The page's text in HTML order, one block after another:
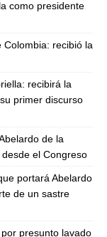
como presidente
Colombia: recibió la
recibirá la
primer discurso
de la
desde el Congreso
portará Abelardo
de un sastre
presunto lavado